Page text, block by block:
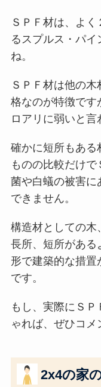
ＳＰＦ材は、よ
るスプルス・パ
ね。
ＳＰＦ材は他の
格なのが特徴です
ロアリに弱いと言
確かに短所もある
ものの比較だけ
菌や白蟻の被害に
できません。
構造材としての木
長所、短所がある
形で建築的な措
です。
もし、実際にＳ
ゃれば、ぜひコメ
2x4の家